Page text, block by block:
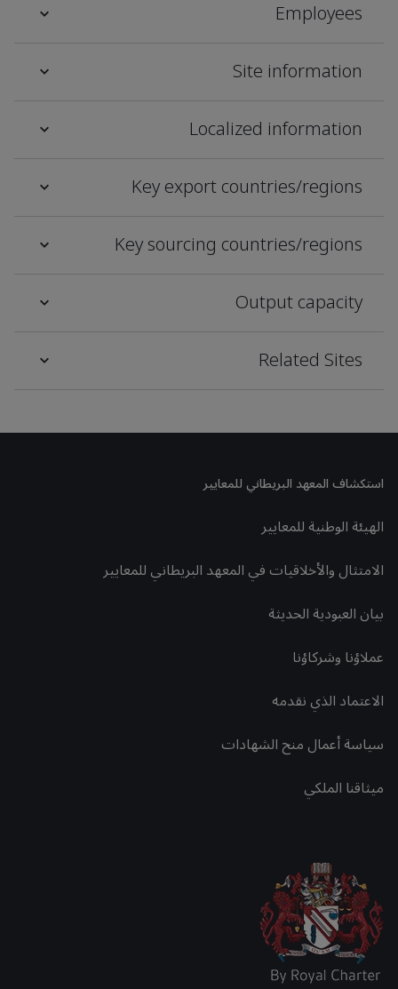
Employees
Site information
Localized information
Key export countries/regions
Key sourcing countries/regions
Output capacity
Related Sites
استكشاف المعهد البريطاني للمعايير
الهيئة الوطنية للمعايير
الامتثال والأخلاقيات في المعهد البريطاني للمعايير
بيان العبودية الحديثة
عملاؤنا وشركاؤنا
الاعتماد الذي نقدمه
سياسة أعمال منح الشهادات
ميثاقنا الملكي